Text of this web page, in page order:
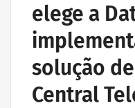
elege a
solução
Central